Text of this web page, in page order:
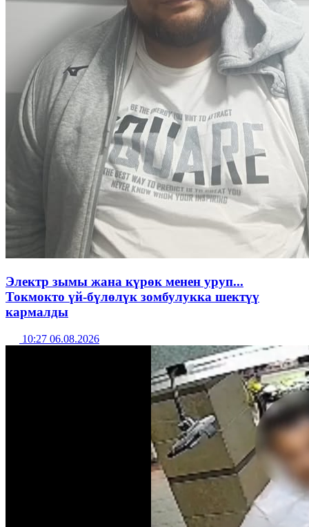
Электр зымы жана күрөк менен уруп...
Токмокто үй-бүлөлүк зомбулукка шектүү
кармалды
10:27 06.08.2026